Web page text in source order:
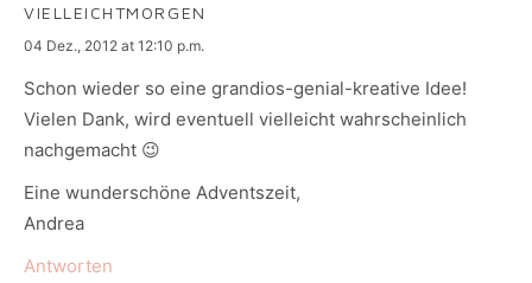
VIELLEICHTMORGEN
says:
04 Dez., 2012 at 12:10 p.m.
Schon wieder so eine grandios-genial-kreative Idee!
Vielen Dank, wird eventuell vielleicht wahrscheinlich
nachgemacht 😉
Eine wunderschöne Adventszeit,
Andrea
Antworten